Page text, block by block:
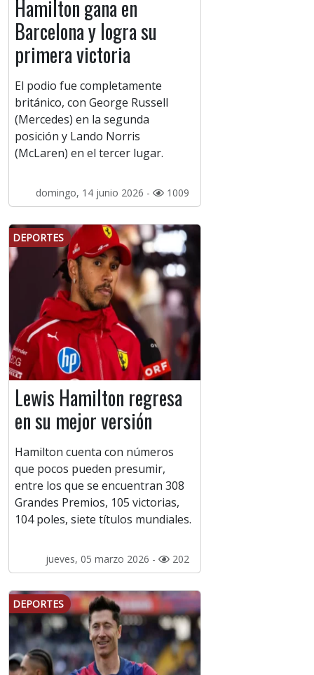
Hamilton gana en
Barcelona y logra su
primera victoria
El podio fue completamente
británico, con George Russell
(Mercedes) en la segunda
posición y Lando Norris
(McLaren) en el tercer lugar.
domingo, 14 junio 2026 - 1009
DEPORTES
Lewis Hamilton regresa
en su mejor versión
Hamilton cuenta con números
que pocos pueden presumir,
entre los que se encuentran 308
Grandes Premios, 105 victorias,
104 poles, siete títulos mundiales.
jueves, 05 marzo 2026 - 202
DEPORTES